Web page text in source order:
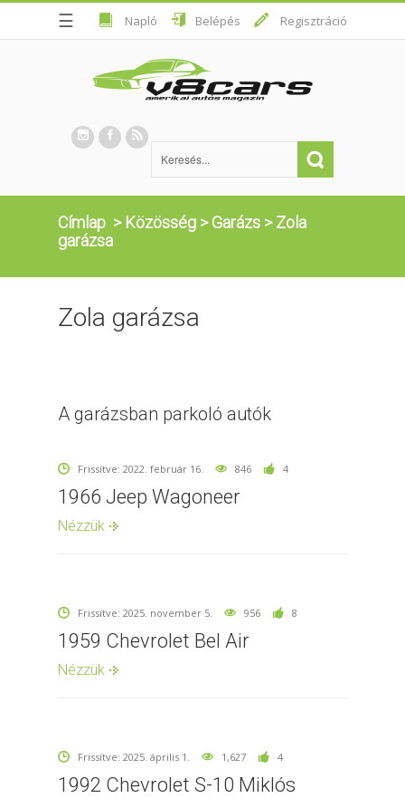
☰ Napló Belépés Regisztráció
Címlap > Közösség >Garázs >Zola
garázsa
Zola garázsa
A garázsban parkoló autók
Frissítve: 2022. február 16. 846 4
1966 Jeep Wagoneer
Nézzük
Frissítve: 2025. november 5. 956 8
1959 Chevrolet Bel Air
Nézzük
Frissítve: 2025. április 1. 1,627 4
1992 Chevrolet S-10 Miklós